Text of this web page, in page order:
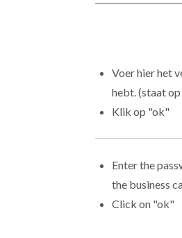
Voer hier het
hebt. (staat
Klik op "ok"
Enter the
the business
Click on "ok"